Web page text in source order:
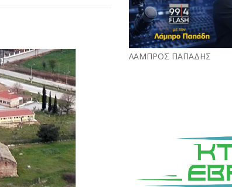
ΛΑΜΠΡΟΣ ΠΑΠΑΔΗΣ